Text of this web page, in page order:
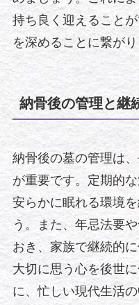
持ち良く迎えること
を深めることに繋がり
納骨後の管理と継
納骨後の墓の管理は
が重要です。定期的
安らかに眠れる環境
う。また、年忌法要
おき、家族で継続的
大切に思う心を後世
に、忙しい現代生活